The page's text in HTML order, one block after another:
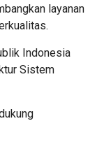
layanan
Indonesia
Sistem